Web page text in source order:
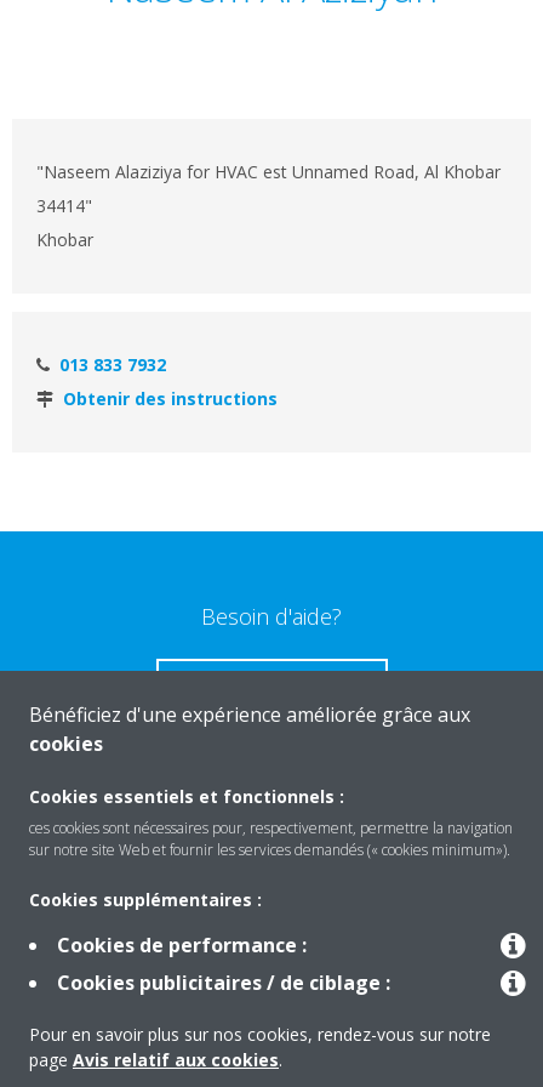
"Naseem Alaziziya for HVAC est Unnamed Road, Al Khobar
34414"
Khobar
013 833 7932
Obtenir des instructions
Besoin d'aide?
Produits
Bénéficiez d'une expérience améliorée grâce aux
cookies
Cookies essentiels et fonctionnels :
ces cookies sont nécessaires pour, respectivement, permettre la navigation
sur notre site Web et fournir les services demandés (« cookies minimum»).
Cookies supplémentaires :
Cookies de performance :
Cookies publicitaires / de ciblage :
Pour en savoir plus sur nos cookies, rendez-vous sur notre
page Avis relatif aux cookies.